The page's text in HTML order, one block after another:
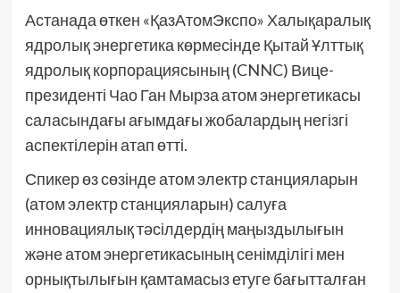
Астанада өткен «ҚазАтомЭкспо» Халықаралық
ядролық энергетика көрмесінде Қытай Ұлттық
ядролық корпорациясының (CNNC) Вице-
президенті Чао Ган Мырза атом энергетикасы
саласындағы ағымдағы жобалардың негізгі
аспектілерін атап өтті.
Спикер өз сөзінде атом электр станцияларын
(атом электр станцияларын) салуға
инновациялық тәсілдердің маңыздылығын
және атом энергетикасының сенімділігі мен
орнықтылығын қамтамасыз етуге бағытталған